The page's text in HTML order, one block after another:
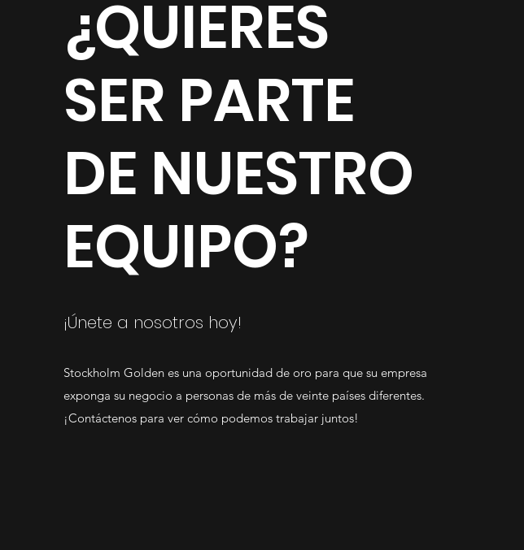
¿QUIERES
SER PARTE
DE NUESTRO
EQUIPO?
¡Únete a nosotros hoy!
Stockholm Golden es una oportunidad de oro para que su empresa
exponga su negocio a personas de más de veinte países diferentes.
¡Contáctenos para ver cómo podemos trabajar juntos!